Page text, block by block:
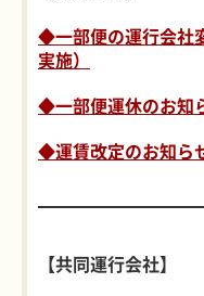
◆一部便の運行会社
実施）
◆一部便運休のお知
◆運賃改定のお知ら
【共同運行会社】